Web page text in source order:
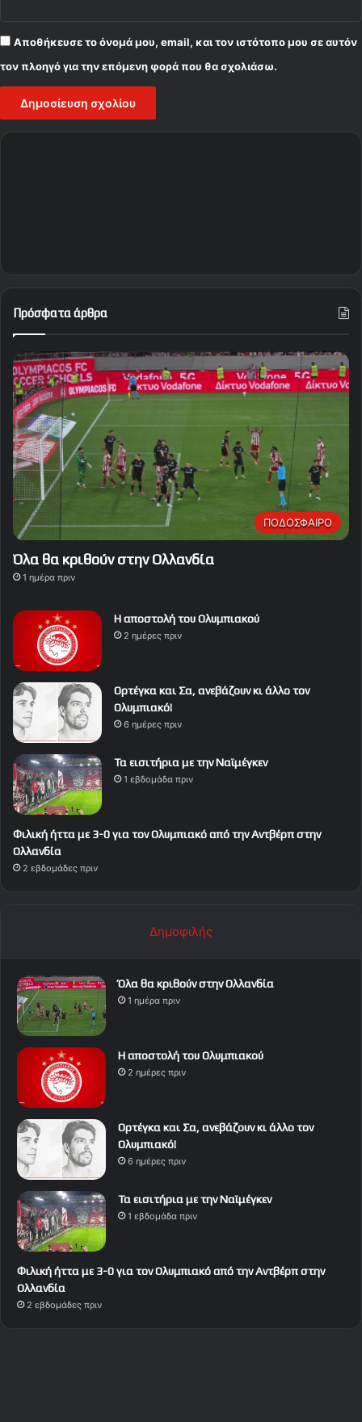
Αποθήκευσε το όνομά μου, email, και τον ιστότοπο μου σε αυτόν
τον πλοηγό για την επόμενη φορά που θα σχολιάσω.
Πρόσφατα άρθρα
ΠΟΔΟΣΦΑΙΡΟ
Όλα θα κριθούν στην Ολλανδία
1 ημέρα πριν
Η αποστολή του Ολυμπιακού
2 ημέρες πριν
Ορτέγκα και Σα, ανεβάζουν κι άλλο τον
Ολυμπιακό!
6 ημέρες πριν
Τα εισιτήρια με την Ναϊμέγκεν
1 εβδομάδα πριν
Φιλική ήττα με 3-0 για τον Ολυμπιακό από την Αντβέρπ στην
Ολλανδία
2 εβδομάδες πριν
Δημοφιλής
Όλα θα κριθούν στην Ολλανδία
1 ημέρα πριν
Η αποστολή του Ολυμπιακού
2 ημέρες πριν
Ορτέγκα και Σα, ανεβάζουν κι άλλο τον
Ολυμπιακό!
6 ημέρες πριν
Τα εισιτήρια με την Ναϊμέγκεν
1 εβδομάδα πριν
Φιλική ήττα με 3-0 για τον Ολυμπιακό από την Αντβέρπ στην
Ολλανδία
2 εβδομάδες πριν